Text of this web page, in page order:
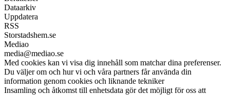
Dataarkiv
Uppdatera
RSS
Storstadshem.se
Mediao
media@mediao.se
Med cookies kan vi visa dig innehåll som matchar dina preferenser.
Du väljer om och hur vi och våra partners får använda din
information genom cookies och liknande tekniker
Insamling och åtkomst till enhetsdata gör det möjligt för oss att